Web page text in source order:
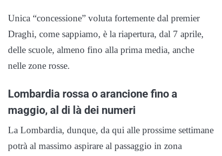
Unica “concessione” voluta fortemente dal premier
Draghi, come sappiamo, è la riapertura, dal 7 aprile,
delle scuole, almeno fino alla prima media, anche
nelle zone rosse.
Lombardia rossa o arancione fino a
maggio, al di là dei numeri
La Lombardia, dunque, da qui alle prossime settimane
potrà al massimo aspirare al passaggio in zona